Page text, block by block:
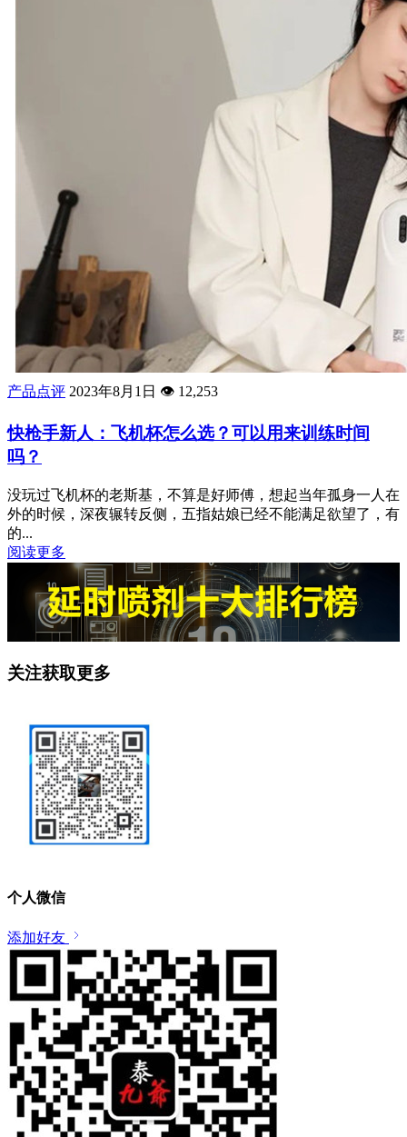
产品点评 2023年8月1日 👁️ 12,253
快枪手新人：飞机杯怎么选？可以用来训练时间
吗？
没玩过飞机杯的老斯基，不算是好师傅，想起当年孤身一人在
外的时候，深夜辗转反侧，五指姑娘已经不能满足欲望了，有
的...
阅读更多
关注获取更多
个人微信
添加好友